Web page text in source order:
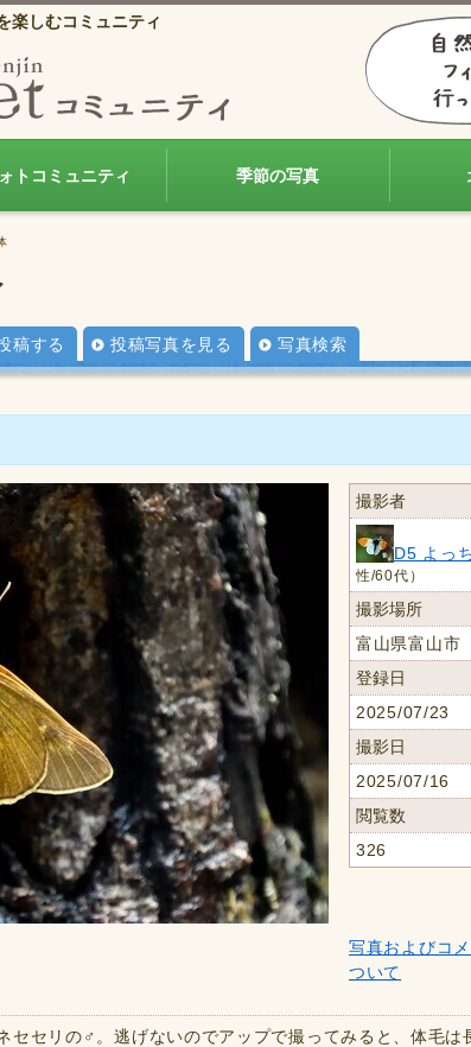
楽しむコミュニティ
トコミュニティ 季節の写真
稿する 投稿写真を見る 写真検索
撮影者
D5 よっ
性/60代）
撮影場所
富山県富山市
登録日
2025/07/23
撮影日
2025/07/16
閲覧数
326
写真およびコ
ついて
セセリの♂。逃げないのでアップで撮ってみると、体毛は